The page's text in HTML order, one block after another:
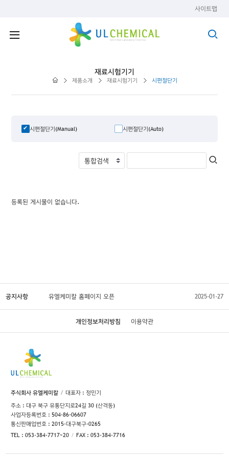
사이트맵
재료시험기기
제품소개 재료시험기기 시편절단기
시편절단기(Manual) 시편절단기(Auto)
등록된 게시물이 없습니다.
공지사항 유엘케미칼 홈페이지 오픈 2025-01-27
개인정보처리방침 이용약관
주식회사 유엘케미칼
대표자 : 정민기
주소 : 대구 북구 유통단지로24길 30 (산격동)
사업자등록번호 : 504-86-06607
통신판매업번호 : 2015-대구북구-0265
TEL : 053-384-7717~20
FAX : 053-384-7716